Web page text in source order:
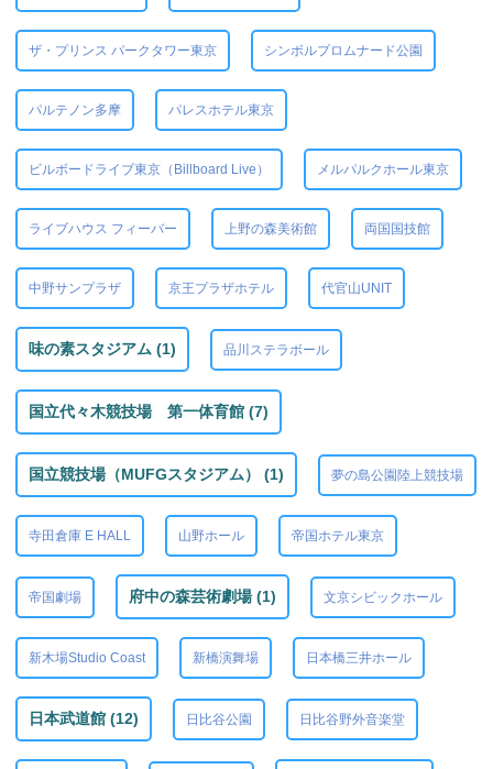
ザ・プリンス パークタワー東京 シンボルプロムナード公園
パルテノン多摩 パレスホテル東京
ビルボードライブ東京（Billboard Live） メルパルクホール東京
ライブハウス フィーバー 上野の森美術館 両国国技館
中野サンプラザ 京王プラザホテル 代官山UNIT
味の素スタジアム (1) 品川ステラボール
国立代々木競技場 第一体育館 (7)
国立競技場（MUFGスタジアム） (1) 夢の島公園陸上競技場
寺田倉庫 E HALL 山野ホール 帝国ホテル東京
帝国劇場 府中の森芸術劇場 (1) 文京シビックホール
新木場Studio Coast 新橋演舞場 日本橋三井ホール
日本武道館 (12) 日比谷公園 日比谷野外音楽堂